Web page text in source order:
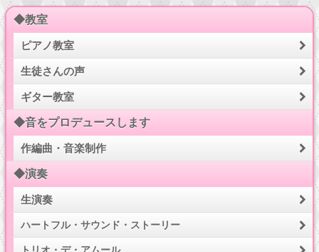
◆教室
ピアノ教室
生徒さんの声
ギター教室
◆音をプロデュースします
作編曲・音楽制作
◆演奏
生演奏
ハートフル・サウンド・ストーリー